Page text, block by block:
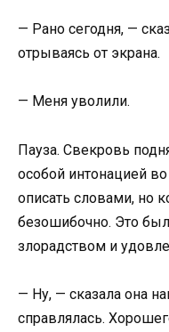
— Рано сегодня, —
отрываясь от экрана.
— Меня уволили.
Пауза. Свекровь
особой интонацией
описать словами, но
безошибочно. Это
злорадством и
— Ну, — сказала она
справлялась.